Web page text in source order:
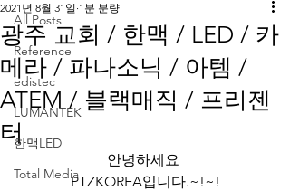
All Posts
Reference
edistec
LUMANTEK
한맥LED
Total Media
광주 교회 / 한맥 / LED / 카
메라 / 파나소닉 / 아템 /
ATEM / 블랙매직 / 프리젠
터
2021년 8월 31일 1분 분량
﻿안녕하세요
PTZKOREA입니다.~!~!